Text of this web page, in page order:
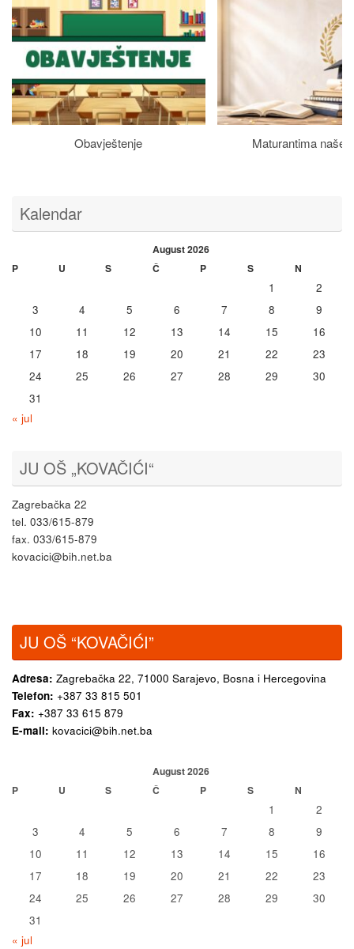
Obavještenje Maturantima naše
Kalendar
August 2026
P
U S Č P S N
1
2
3
4 5 6 7 8
9
10
11 12 13 14 15
16
17
18 19 20 21 22
23
24
25 26 27 28 29
30
31
« jul
JU OŠ „KOVAČIĆI“
Zagrebačka 22
tel. 033/615-879
fax. 033/615-879
kovacici@bih.net.ba
JU OŠ “KOVAČIĆI”
Adresa: Zagrebačka 22, 71000 Sarajevo, Bosna i Hercegovina
Telefon: +387 33 815 501
Fax: +387 33 615 879
E-mail: kovacici@bih.net.ba
August 2026
P
U S Č P S N
1
2
3
4 5 6 7 8
9
10
11 12 13 14 15
16
17
18 19 20 21 22
23
24
25 26 27 28 29
30
31
« jul